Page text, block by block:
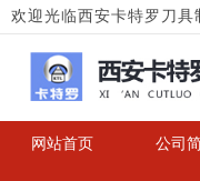
欢迎光临西安卡特罗刀具
网站首页 公司